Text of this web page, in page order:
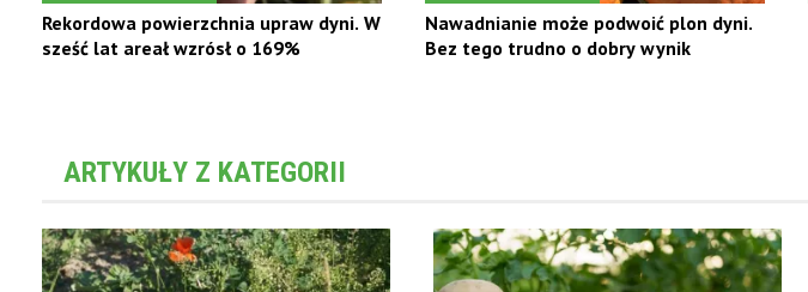
Rekordowa powierzchnia upraw dyni. W
sześć lat areał wzrósł o 169%
Nawadnianie może podwoić plon dyni.
Bez tego trudno o dobry wynik
ARTYKUŁY Z KATEGORII